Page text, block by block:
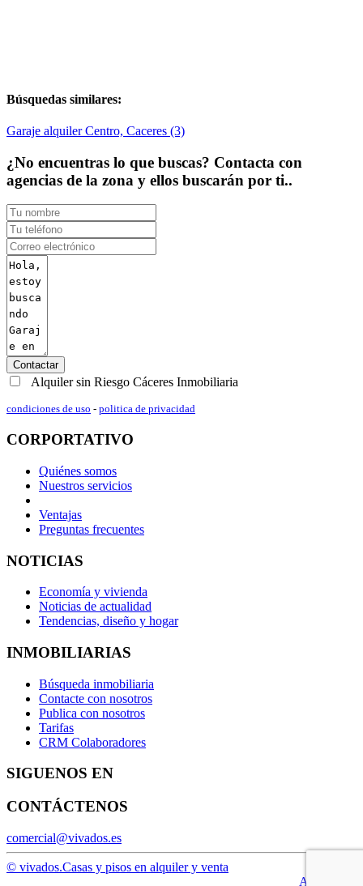
Búsquedas similares:
Garaje alquiler Centro, Caceres (3)
¿No encuentras lo que buscas? Contacta con
agencias de la zona y ellos buscarán por ti..
Contactar
Alquiler sin Riesgo Cáceres Inmobiliaria
condiciones de uso - politica de privacidad
CORPORTATIVO
Quiénes somos
Nuestros servicios
Ventajas
Preguntas frecuentes
NOTICIAS
Economía y vivienda
Noticias de actualidad
Tendencias, diseño y hogar
INMOBILIARIAS
Búsqueda inmobiliaria
Contacte con nosotros
Publica con nosotros
Tarifas
CRM Colaboradores
SIGUENOS EN
CONTÁCTENOS
comercial@vivados.es
© vivados.Casas y pisos en alquiler y venta
Aviso legal